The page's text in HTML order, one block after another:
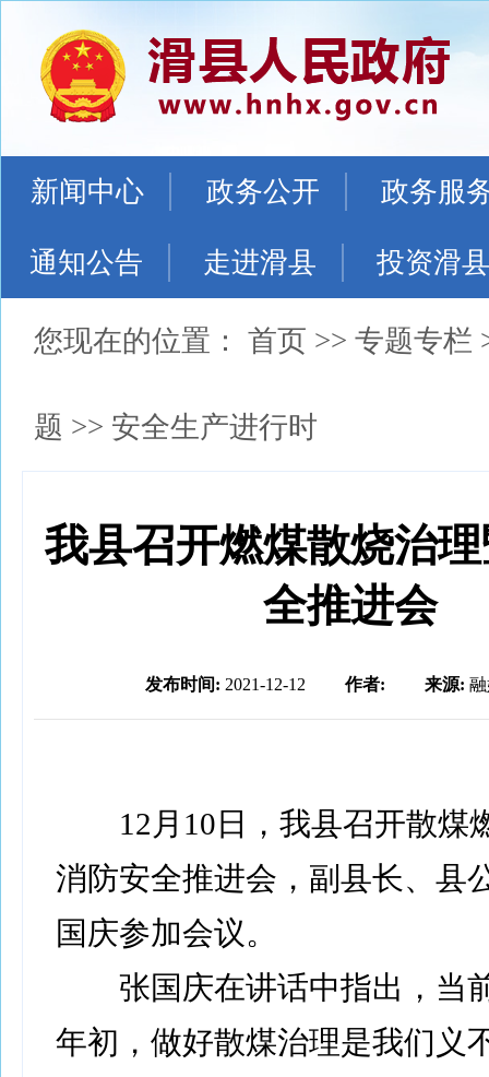
新闻中心 政务公开 政务服
通知公告 走进滑县 投资滑县
您现在的位置： 首页 >> 专题专栏
题 >> 安全生产进行时
我县召开燃煤散烧治
全推进会
发布时间: 2021-12-12 作者: 来源:
12月10日，我县召开散煤
消防安全推进会，副县长、县
国庆参加会议。
张国庆在讲话中指出，当
年初，做好散煤治理是我们义